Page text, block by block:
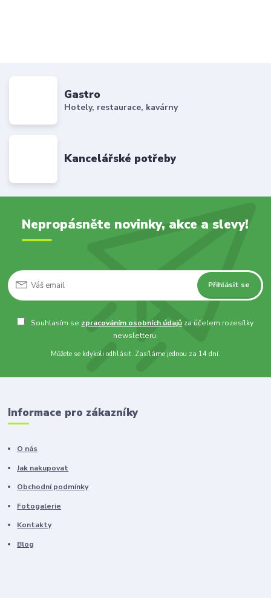
Gastro
Hotely, restaurace, kavárny
Kancelářské potřeby
Nepropásněte novinky, akce a slevy!
Přihlásit se
Souhlasím se zpracováním osobních údajů za účelem rozesílky
newsletteru.
Můžete se kdykoli odhlásit. Zasíláme jednou za 14 dní.
Informace pro zákazníky
O nás
Jak nakupovat
Obchodní podmínky
Fotogalerie
Kontakty
Blog